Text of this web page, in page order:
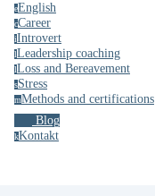
eEnglish
cCareer
iIntrovert
lLeadership coaching
lLoss and Bereavement
sStress
mMethods and certifications
Blog
kKontakt